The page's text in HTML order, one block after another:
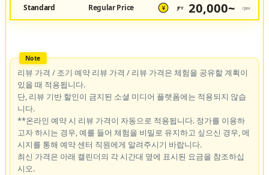
Standard Regular Price ¥ JPY 20,000~ /pax
리뷰 가격 / 조기 예약 리뷰 가격 / 리뷰 가격은 체험을 공유할 계획이
있을 때 적용됩니다.
단, 리뷰 기반 할인이 금지된 소셜 미디어 플랫폼에는 적용되지 않습
니다.
**온라인 예약 시 리뷰 가격이 자동으로 적용됩니다. 정가를 이용하
고자 하시는 경우, 예를 들어 체험을 비밀로 유지하고 싶으신 경우, 메
시지를 통해 예약 센터 직원에게 알려주시기 바랍니다.
최신 가격은 아래 캘린더의 각 시간대 옆에 표시된 요금을 참조하십
시오.